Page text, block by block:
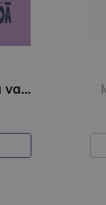
Stāsti vieglajā valodā 3. grāmata